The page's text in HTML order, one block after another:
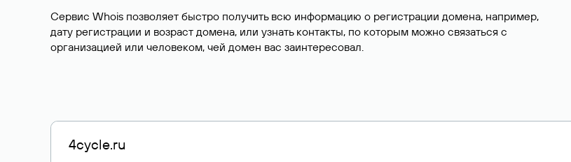
Сервис Whois позволяет быстро получить всю информацию о регистрации домена, например,
дату регистрации и возраст домена, или узнать контакты, по которым можно связаться с
организацией или человеком, чей домен вас заинтересовал.